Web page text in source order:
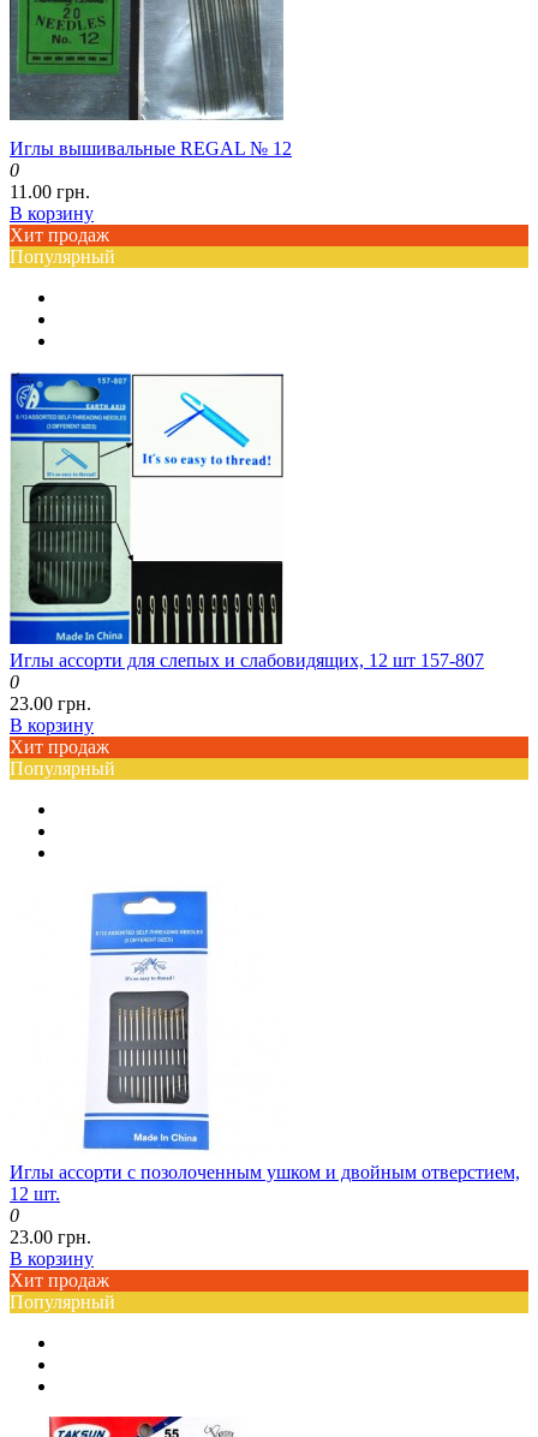
Иглы вышивальные REGAL № 12
0
11.00 грн.
В корзину
Хит продаж
Популярный
Иглы ассорти для слепых и слабовидящих, 12 шт 157-807
0
23.00 грн.
В корзину
Хит продаж
Популярный
Иглы ассорти с позолоченным ушком и двойным отверстием,
12 шт.
0
23.00 грн.
В корзину
Хит продаж
Популярный